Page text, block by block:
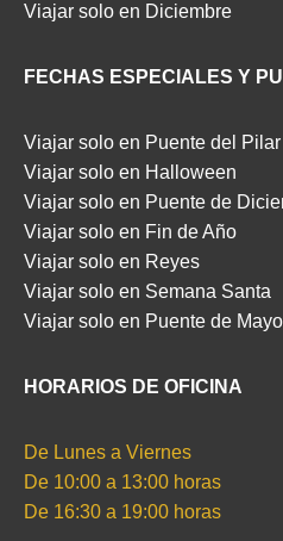
Viajar solo en Diciembre
FECHAS ESPECIALES Y
Viajar solo en Puente del Pilar
Viajar solo en Halloween
Viajar solo en Puente de
Viajar solo en Fin de Año
Viajar solo en Reyes
Viajar solo en Semana Santa
Viajar solo en Puente de Mayo
HORARIOS DE OFICINA
De Lunes a Viernes
De 10:00 a 13:00 horas
De 16:30 a 19:00 horas